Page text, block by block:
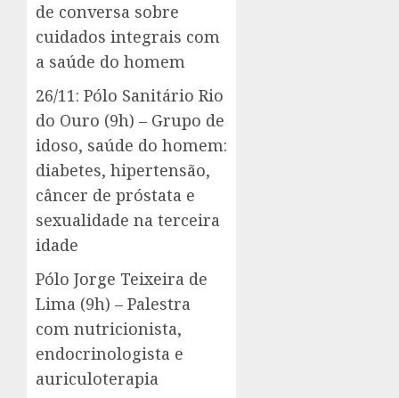
de conversa sobre
cuidados integrais com
a saúde do homem
26/11: Pólo Sanitário Rio
do Ouro (9h) – Grupo de
idoso, saúde do homem:
diabetes, hipertensão,
câncer de próstata e
sexualidade na terceira
idade
Pólo Jorge Teixeira de
Lima (9h) – Palestra
com nutricionista,
endocrinologista e
auriculoterapia